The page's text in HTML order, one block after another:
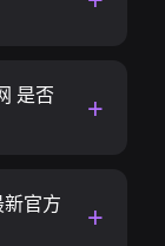
是否
官方